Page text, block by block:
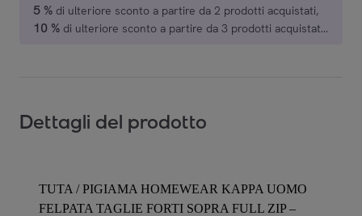
5 % di ulteriore sconto a partire da 2 prodotti acquistati,
10 % di ulteriore sconto a partire da 3 prodotti acquistati,
Dettagli del prodotto
TUTA / PIGIAMA HOMEWEAR KAPPA UOMO
FELPATA TAGLIE FORTI SOPRA FULL ZIP –